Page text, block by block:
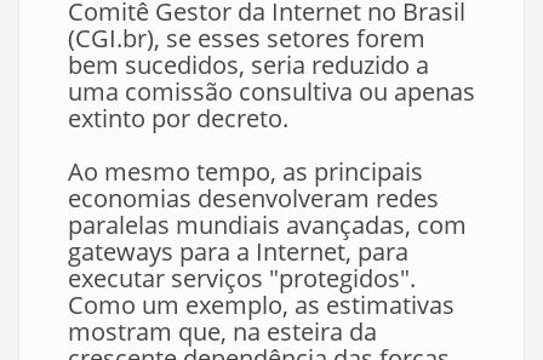
Comitê Gestor da Internet no Brasil
(CGI.br), se esses setores forem
bem sucedidos, seria reduzido a
uma comissão consultiva ou apenas
extinto por decreto.
Ao mesmo tempo, as principais
economias desenvolveram redes
paralelas mundiais avançadas, com
gateways para a Internet, para
executar serviços "protegidos".
Como um exemplo, as estimativas
mostram que, na esteira da